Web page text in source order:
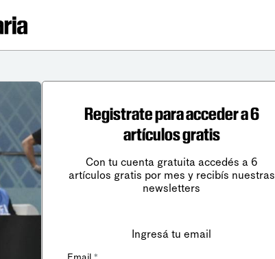
Registrate para acceder a 6
artículos gratis
Con tu cuenta gratuita accedés a 6
artículos gratis por mes y recibís nuestras
newsletters
Ingresá tu email